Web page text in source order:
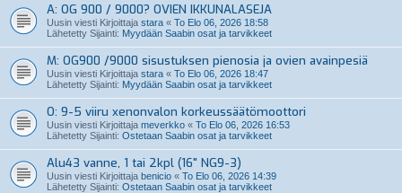
A: OG 900 / 9000? OVIEN IKKUNALASEJA
Uusin viesti Kirjoittaja stara « To Elo 06, 2026 18:58
Lähetetty Sijainti: Myydään Saabin osat ja tarvikkeet
M: OG900 /9000 sisustuksen pienosia ja ovien avainpesiä
Uusin viesti Kirjoittaja stara « To Elo 06, 2026 18:47
Lähetetty Sijainti: Myydään Saabin osat ja tarvikkeet
O: 9-5 viiru xenonvalon korkeussäätömoottori
Uusin viesti Kirjoittaja meverkko « To Elo 06, 2026 16:53
Lähetetty Sijainti: Ostetaan Saabin osat ja tarvikkeet
Alu43 vanne, 1 tai 2kpl (16" NG9-3)
Uusin viesti Kirjoittaja benicio « To Elo 06, 2026 14:39
Lähetetty Sijainti: Ostetaan Saabin osat ja tarvikkeet